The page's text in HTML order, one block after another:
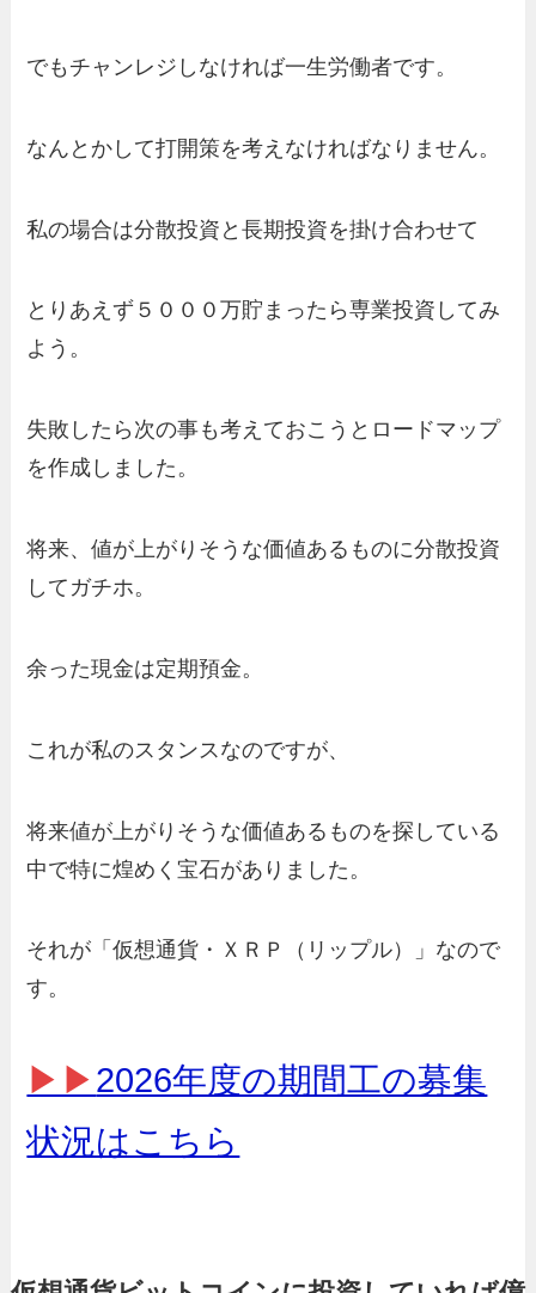
でもチャンレジしなければ一生労働者です。
なんとかして打開策を考えなければなりません。
私の場合は分散投資と長期投資を掛け合わせて
とりあえず５０００万貯まったら専業投資してみ
よう。
失敗したら次の事も考えておこうとロードマップ
を作成しました。
将来、値が上がりそうな価値あるものに分散投資
してガチホ。
余った現金は定期預金。
これが私のスタンスなのですが、
将来値が上がりそうな価値あるものを探している
中で特に煌めく宝石がありました。
それが「仮想通貨・ＸＲＰ（リップル）」なので
す。
▶▶2026年度の期間工の募集
状況はこちら